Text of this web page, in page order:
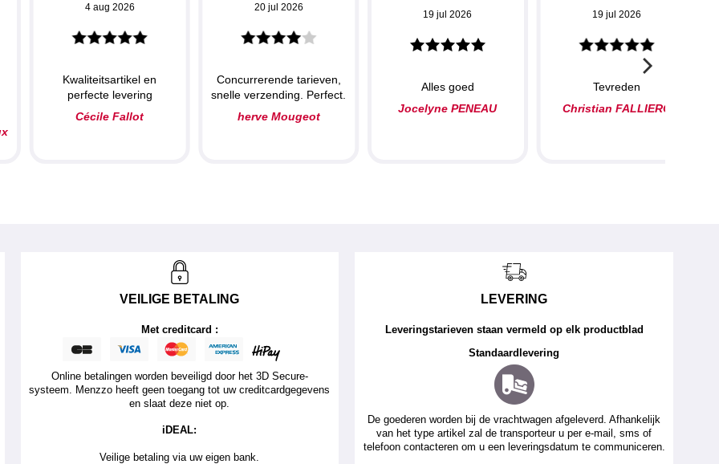
4 aug 2026
Kwaliteitsartikel en
perfecte levering
Cécile Fallot
20 jul 2026
Concurrerende tarieven,
snelle verzending. Perfect.
herve Mougeot
19 jul 2026
Alles goed
Jocelyne PENEAU
19 jul 2026
Tevreden
Christian FALLIERO
VEILIGE BETALING
Met creditcard :
Online betalingen worden beveiligd door het 3D Secure-
systeem. Menzzo heeft geen toegang tot uw creditcardgegevens
en slaat deze niet op.
iDEAL:
Veilige betaling via uw eigen bank.
LEVERING
Leveringstarieven staan vermeld op elk productblad
Standaardlevering
De goederen worden bij de vrachtwagen afgeleverd. Afhankelijk
van het type artikel zal de transporteur u per e-mail, sms of
telefoon contacteren om u een leveringsdatum te communiceren.